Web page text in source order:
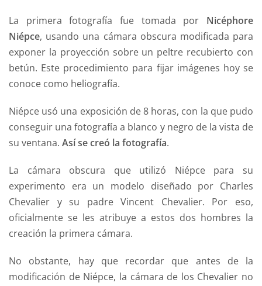
La primera fotografía fue tomada por Nicéphore
Niépce, usando una cámara obscura modificada para
exponer la proyección sobre un peltre recubierto con
betún. Este procedimiento para fijar imágenes hoy se
conoce como heliografía.
Niépce usó una exposición de 8 horas, con la que pudo
conseguir una fotografía a blanco y negro de la vista de
su ventana. Así se creó la fotografía.
La cámara obscura que utilizó Niépce para su
experimento era un modelo diseñado por Charles
Chevalier y su padre Vincent Chevalier. Por eso,
oficialmente se les atribuye a estos dos hombres la
creación la primera cámara.
No obstante, hay que recordar que antes de la
modificación de Niépce, la cámara de los Chevalier no